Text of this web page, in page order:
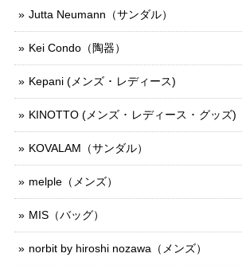
Jutta Neumann（サンダル）
Kei Condo（陶器）
Kepani (メンズ ･ レディース)
KINOTTO (メンズ ･ レディース ･ グッズ)
KOVALAM（サンダル）
melple（メンズ）
MIS（バッグ）
norbit by hiroshi nozawa（メンズ）